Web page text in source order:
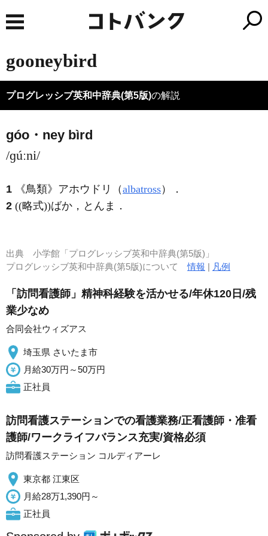
gooneybird
プログレッシブ英和中辞典(第5版)の解説
góo・ney bìrd
/ɡúːni/
1 《鳥類》 アホウドリ（albatross）
．
2 ((略式))ばか，とんま ．
出典 小学館「プログレッシブ英和中辞典(第5版)」
プログレッシブ英和中辞典(第5版)について情報 | 凡例
「訪問看護師」精神科経験を活かせる/年休120日/残
業少なめ
合同会社ウィズアス
埼玉県 さいたま市
月給30万円～50万円
正社員
訪問看護ステーションでの看護業務/正看護師・准看
護師/ワークライフバランス充実/資格必須
訪問看護ステーション コルディアーレ
東京都 江東区
月給28万1,390円～
正社員